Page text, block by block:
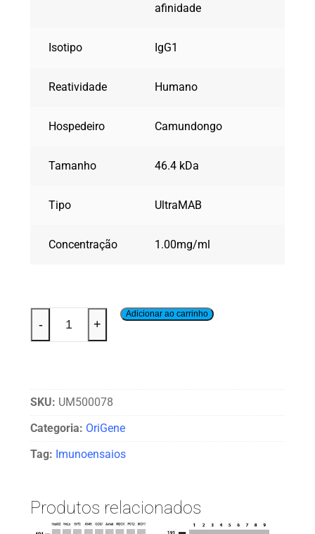
afinidade
Isotipo IgG1
Reatividade Humano
Hospedeiro Camundongo
Tamanho 46.4 kDa
Tipo UltraMAB
Concentração 1.00mg/ml
- +
Adicionar ao carrinho
SKU: UM500078
Categoria: OriGene
Tag: Imunoensaios
Produtos relacionados